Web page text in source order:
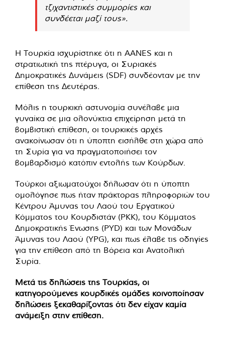
τζιχαντιστικές συμμορίες και
συνδέεται μαζί τους».
Η Τουρκία ισχυρίστηκε ότι η AANES και η
στρατιωτική της πτέρυγα, οι Συριακές
Δημοκρατικές Δυνάμεις (SDF) συνδέονταν με την
επίθεση της Δευτέρας.
Μόλις η τουρκική αστυνομία συνέλαβε μια
γυναίκα σε μια ολονύκτια επιχείρηση μετά τη
βομβιστική επίθεση, οι τουρκικές αρχές
ανακοίνωσαν ότι η ύποπτη εισήλθε στη χώρα από
τη Συρία για να πραγματοποιήσει τον
βομβαρδισμό κατόπιν εντολής των Κούρδων.
Τούρκοι αξιωματούχοι δήλωσαν ότι η ύποπτη
ομολόγησε πως ήταν πράκτορας πληροφοριών του
Κέντρου Άμυνας του Λαού του Εργατικού
Κόμματος του Κουρδιστάν (PKK), του Κόμματος
Δημοκρατικής Ένωσης (PYD) και των Μονάδων
Άμυνας του Λαού (YPG), και πως έλαβε τις οδηγίες
για την επίθεση από τη Βόρεια και Ανατολική
Συρία.
Μετά τις δηλώσεις της Τουρκίας, οι
κατηγορούμενες κουρδικές ομάδες κοινοποίησαν
δηλώσεις ξεκαθαρίζοντας ότι δεν είχαν καμία
ανάμειξη στην επίθεση.